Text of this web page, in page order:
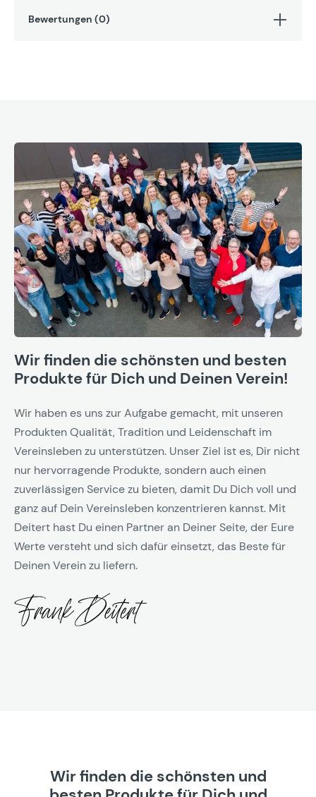
Bewertungen (0)
Wir finden die schönsten und besten
Produkte für Dich und Deinen Verein!
Wir haben es uns zur Aufgabe gemacht, mit unseren
Produkten Qualität, Tradition und Leidenschaft im
Vereinsleben zu unterstützen. Unser Ziel ist es, Dir nicht
nur hervorragende Produkte, sondern auch einen
zuverlässigen Service zu bieten, damit Du Dich voll und
ganz auf Dein Vereinsleben konzentrieren kannst. Mit
Deitert hast Du einen Partner an Deiner Seite, der Eure
Werte versteht und sich dafür einsetzt, das Beste für
Deinen Verein zu liefern.
Wir finden die schönsten und